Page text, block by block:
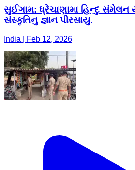
સુઈગામ: ધ્રેચાણામા હિન્દુ સંમેલન
સંસ્કૃતિનુ જ્ઞાન પીરસાયુ.
India | Feb 12, 2026